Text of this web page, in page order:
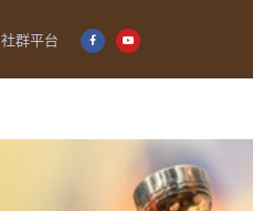
社群平台